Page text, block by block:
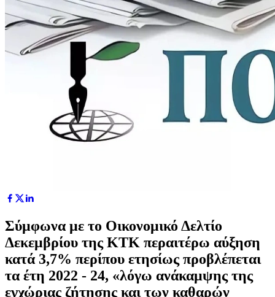
Σύμφωνα με το Οικονομικό Δελτίο
Δεκεμβρίου της ΚΤΚ περαιτέρω αύξηση
κατά 3,7% περίπου ετησίως προβλέπεται
τα έτη 2022 - 24, «λόγω ανάκαμψης της
εγχώριας ζήτησης και των καθαρών